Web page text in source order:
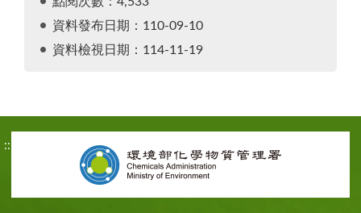
資料發布日期：110-09-10
資料檢視日期：114-11-19
:::